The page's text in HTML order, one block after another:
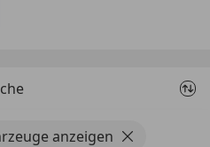
anzeigen